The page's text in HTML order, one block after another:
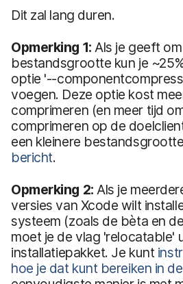
Dit zal lang duren.
Opmerking 1: Als je geeft
bestandsgrootte kun je
optie '--
voegen. Deze optie kost
comprimeren (en meer tijd
comprimeren op de
een kleinere
bericht.
Opmerking 2: Als je
versies van Xcode wilt
systeem (zoals de bèta en
moet je de vlag 'relocatable'
installatiepakket. Je kunt
hoe je dat kunt bereiken in